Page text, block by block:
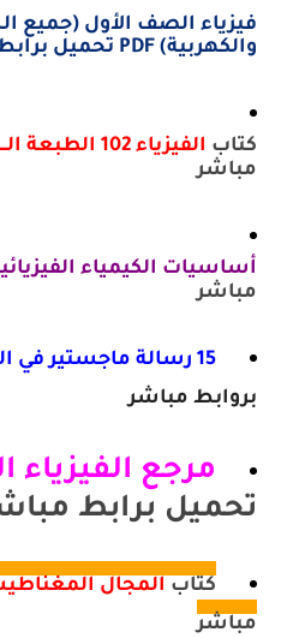
فيزياء الصف الأول (جميع
والكهربية) PDF تحميل برابط مباشر
كتاب الفيزياء 102 الطبعة الــــ 9 SERWAY
مباشر
أساسيات الكيمياء
مباشر
15 رسالة ماجستير في الفيزياء
بروابط مباشر
مرجع الفيزياء
تحميل برابط
كتاب المجال
مباشر